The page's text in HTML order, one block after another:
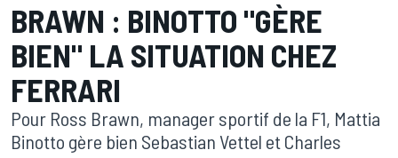
BRAWN : BINOTTO "GÈRE
BIEN" LA SITUATION CHEZ
FERRARI
Pour Ross Brawn, manager sportif de la F1, Mattia
Binotto gère bien Sebastian Vettel et Charles